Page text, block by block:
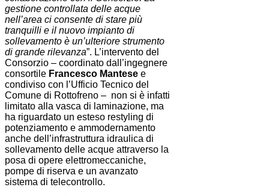
gestione controllata delle acque
nell’area ci consente di stare più
tranquilli e il nuovo impianto di
sollevamento è un’ulteriore strumento
di grande rilevanza”. L’intervento del
Consorzio – coordinato dall’ingegnere
consortile Francesco Mantese e
condiviso con l’Ufficio Tecnico del
Comune di Rottofreno – non si è infatti
limitato alla vasca di laminazione, ma
ha riguardato un esteso restyling di
potenziamento e ammodernamento
anche dell’infrastruttura idraulica di
sollevamento delle acque attraverso la
posa di opere elettromeccaniche,
pompe di riserva e un avanzato
sistema di telecontrollo.